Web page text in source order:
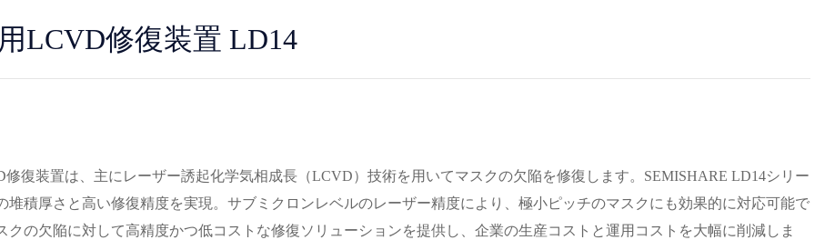
LCVD修復装置 LD14
修復装置は、主にレーザー誘起化学気相成長（LCVD）技術を用いてマスクの欠陥を修復します。SEMISHARE LD14シリー
堆積厚さと高い修復精度を実現。サブミクロンレベルのレーザー精度により、極小ピッチのマスクにも効果的に対応可能で
クの欠陥に対して高精度かつ低コストな修復ソリューションを提供し、企業の生産コストと運用コストを大幅に削減しま